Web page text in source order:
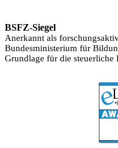
BSFZ-Siegel
Anerkannt als
Bundesministerium für
Grundlage für die steuerliche